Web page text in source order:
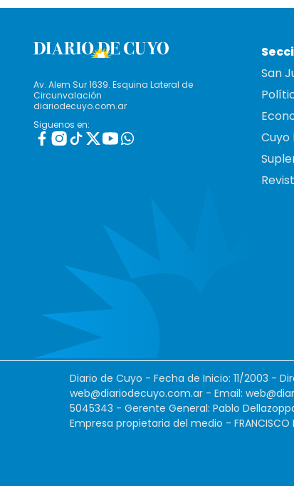
Av. Alem Sur 1639. Esquina Lateral de
Circunvalación
diariodecuyo.com.ar
Siguenos en:
San
Cuyo
Diario de Cuyo - Fecha de Inicio: 11/2003 -
web@diariodecuyo.com.ar - Email:
5045343 - Gerente General: Pablo
Empresa propietaria del medio - FRANCISCO